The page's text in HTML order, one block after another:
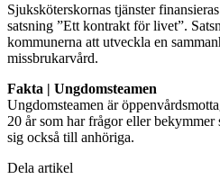
Sjuksköterskornas tjänster
satsning ”Ett kontrakt för livet”.
kommunerna att utveckla en
missbrukarvård.
Fakta | Ungdomsteamen
Ungdomsteamen är
20 år som har frågor eller bekymmer
sig också till anhöriga.
Dela artikel